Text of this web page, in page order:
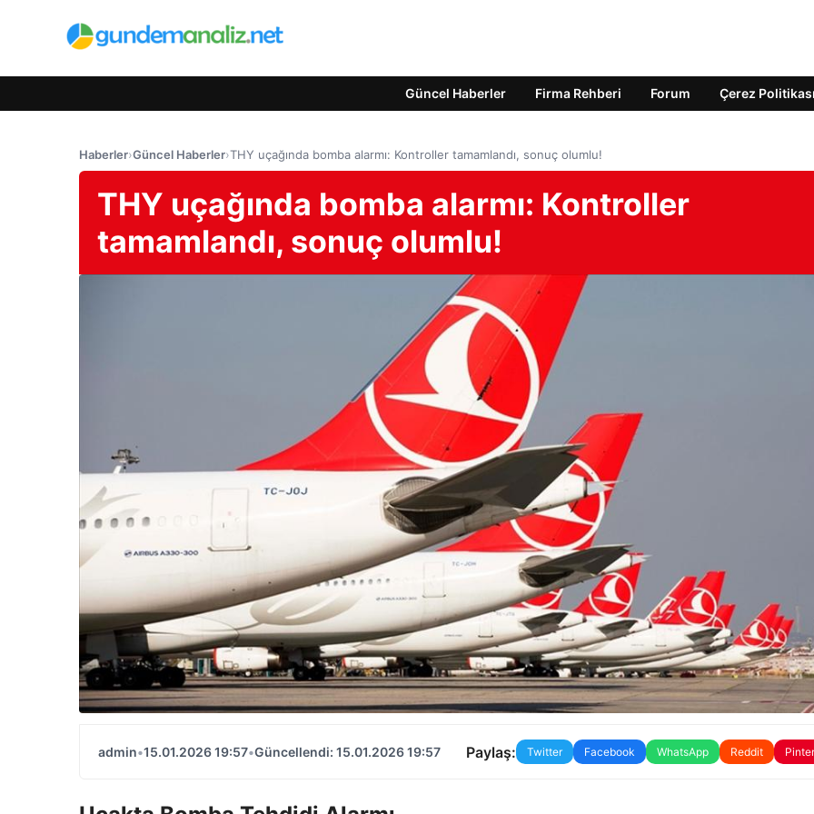
Güncel Haberler Firma Rehberi Forum Çerez Politikası
Haberler›Güncel Haberler›THY uçağında bomba alarmı: Kontroller tamamlandı, sonuç olumlu!
THY uçağında bomba alarmı: Kontroller
tamamlandı, sonuç olumlu!
admin•15.01.2026 19:57•Güncellendi: 15.01.2026 19:57 Paylaş: Twitter Facebook WhatsApp Reddit